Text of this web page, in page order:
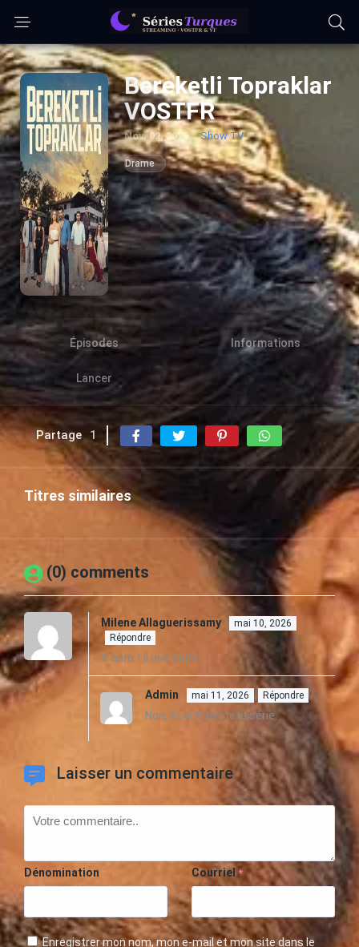
Bereketli Topraklar
VOSTFR
Nov. 02, 2025 Show TV
Drame
Épisodes Informations
Lancer
Partage 1
Titres similaires
(0) comments
Milene Allaguerissamy
mai 10, 2026
Répondre
Y aura t il une suite
Admin mai 11, 2026 Répondre
Non, ils ont arrêté la série.
Laisser un commentaire
Dénomination * Courriel *
Enregistrer mon nom, mon e-mail et mon site dans le